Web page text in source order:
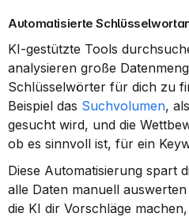
Automatisierte
KI-gestützte Tools
analysieren große
Schlüsselwörter für dich zu
Beispiel das Suchvolumen,
gesucht wird, und die
ob es sinnvoll ist, für ein
Diese Automatisierung spart
alle Daten manuell
die KI dir Vorschläge